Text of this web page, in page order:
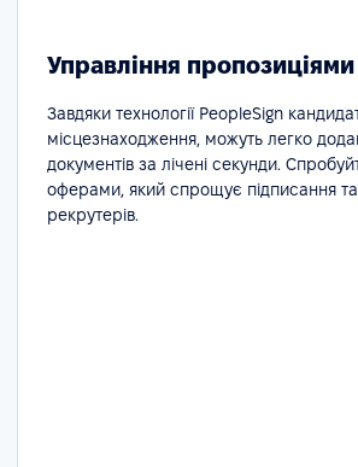
Управління
Завдяки технології PeopleSign
місцезнаходження, можуть легко
документів за лічені секунди.
оферами, який спрощує підписання та
рекрутерів.